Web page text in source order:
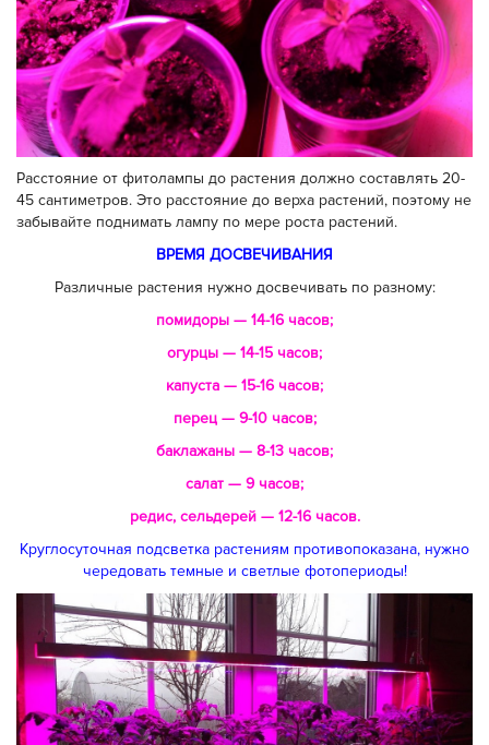
Расстояние от фитолампы до растения должно составлять 20-
45 сантиметров. Это расстояние до верха растений, поэтому не
забывайте поднимать лампу по мере роста растений.
ВРЕМЯ ДОСВЕЧИВАНИЯ
Различные растения нужно досвечивать по разному:
помидоры — 14-16 часов;
огурцы — 14-15 часов;
капуста — 15-16 часов;
перец — 9-10 часов;
баклажаны — 8-13 часов;
салат — 9 часов;
редис, сельдерей — 12-16 часов.
Круглосуточная подсветка растениям противопоказана, нужно
чередовать темные и светлые фотопериоды!